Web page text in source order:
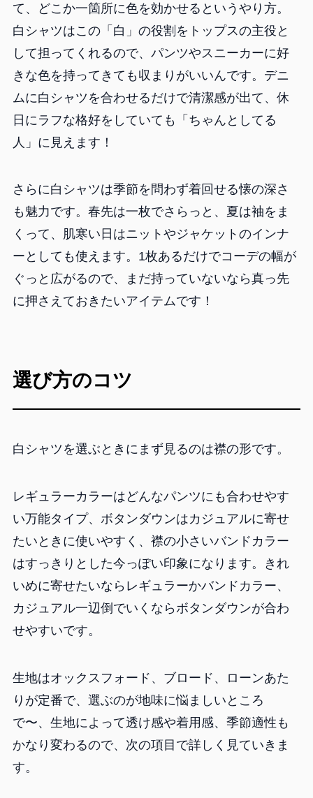
て、どこか一箇所に色を効かせるというやり方。
白シャツはこの「白」の役割をトップスの主役と
して担ってくれるので、パンツやスニーカーに好
きな色を持ってきても収まりがいいんです。デニ
ムに白シャツを合わせるだけで清潔感が出て、休
日にラフな格好をしていても「ちゃんとしてる
人」に見えます！
さらに白シャツは季節を問わず着回せる懐の深さ
も魅力です。春先は一枚でさらっと、夏は袖をま
くって、肌寒い日はニットやジャケットのインナ
ーとしても使えます。1枚あるだけでコーデの幅が
ぐっと広がるので、まだ持っていないなら真っ先
に押さえておきたいアイテムです！
選び方のコツ
白シャツを選ぶときにまず見るのは襟の形です。
レギュラーカラーはどんなパンツにも合わせやす
い万能タイプ、ボタンダウンはカジュアルに寄せ
たいときに使いやすく、襟の小さいバンドカラー
はすっきりとした今っぽい印象になります。きれ
いめに寄せたいならレギュラーかバンドカラー、
カジュアル一辺倒でいくならボタンダウンが合わ
せやすいです。
生地はオックスフォード、ブロード、ローンあた
りが定番で、選ぶのが地味に悩ましいところ
で〜、生地によって透け感や着用感、季節適性も
かなり変わるので、次の項目で詳しく見ていきま
す。